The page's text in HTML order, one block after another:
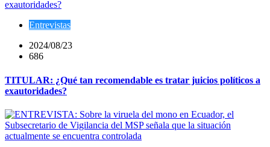
Entrevistas
2024/08/23
686
TITULAR: ¿Qué tan recomendable es tratar juicios políticos a
exautoridades?